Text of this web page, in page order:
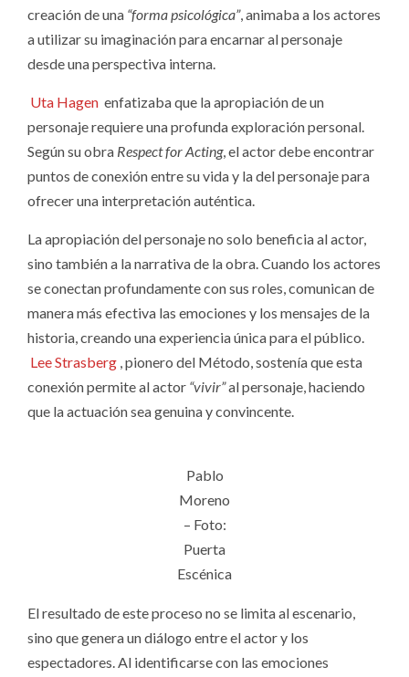
creación de una “forma psicológica”, animaba a los actores
a utilizar su imaginación para encarnar al personaje
desde una perspectiva interna.
Uta Hagen enfatizaba que la apropiación de un
personaje requiere una profunda exploración personal.
Según su obra Respect for Acting, el actor debe encontrar
puntos de conexión entre su vida y la del personaje para
ofrecer una interpretación auténtica.
La apropiación del personaje no solo beneficia al actor,
sino también a la narrativa de la obra. Cuando los actores
se conectan profundamente con sus roles, comunican de
manera más efectiva las emociones y los mensajes de la
historia, creando una experiencia única para el público.
Lee Strasberg , pionero del Método, sostenía que esta
conexión permite al actor “vivir”al personaje, haciendo
que la actuación sea genuina y convincente.
Pablo
Moreno
– Foto:
Puerta
Escénica
El resultado de este proceso no se limita al escenario,
sino que genera un diálogo entre el actor y los
espectadores. Al identificarse con las emociones